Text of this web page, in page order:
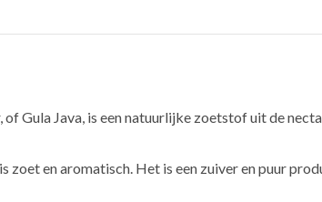
Gula Java, is een natuurlijke zoetstof uit de
zoet en aromatisch. Het is een zuiver en puur